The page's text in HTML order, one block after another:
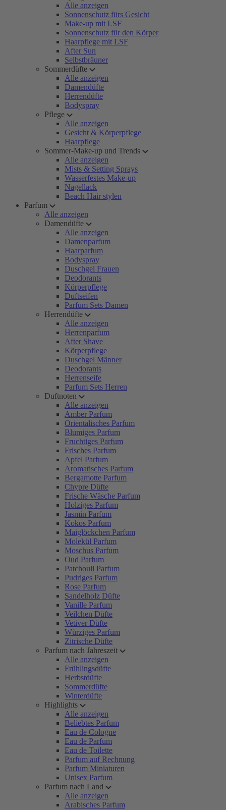
Alle anzeigen
Sonnenschutz fürs Gesicht
Make-up mit LSF
Sonnenschutz für den Körper
Haarpflege mit LSF
After Sun
Selbstbräuner
Sommerdüfte
Alle anzeigen
Damendüfte
Herrendüfte
Bodyspray
Pflege
Alle anzeigen
Gesicht & Körperpflege
Haarpflege
Sommer-Make-up und Trends
Alle anzeigen
Mists & Setting Sprays
Wasserfestes Make-up
Nagellack
Beach Hair stylen
Parfum
Alle anzeigen
Damendüfte
Alle anzeigen
Damenparfum
Haarparfum
Bodyspray
Duschgel Frauen
Deodorants
Körperpflege
Duftseifen
Parfum Sets Damen
Herrendüfte
Alle anzeigen
Herrenparfum
After Shave
Körperpflege
Duschgel Männer
Deodorants
Herrenseife
Parfum Sets Herren
Duftnoten
Alle anzeigen
Amber Parfum
Orientalisches Parfum
Blumiges Parfum
Fruchtiges Parfum
Frisches Parfum
Apfel Parfum
Aromatisches Parfum
Bergamotte Parfum
Chypre Düfte
Frische Wäsche Parfum
Holziges Parfum
Jasmin Parfum
Kokos Parfum
Maiglöckchen Parfum
Molekül Parfum
Moschus Parfum
Oud Parfum
Patchouli Parfum
Pudriges Parfum
Rose Parfum
Sandelholz Düfte
Vanille Parfum
Veilchen Düfte
Vetiver Düfte
Würziges Parfum
Zitrische Düfte
Parfum nach Jahreszeit
Alle anzeigen
Frühlingsdüfte
Herbstdüfte
Sommerdüfte
Winterdüfte
Highlights
Alle anzeigen
Beliebtes Parfum
Eau de Cologne
Eau de Parfum
Eau de Toilette
Parfum auf Rechnung
Parfum Miniaturen
Unisex Parfum
Parfum nach Land
Alle anzeigen
Arabisches Parfum